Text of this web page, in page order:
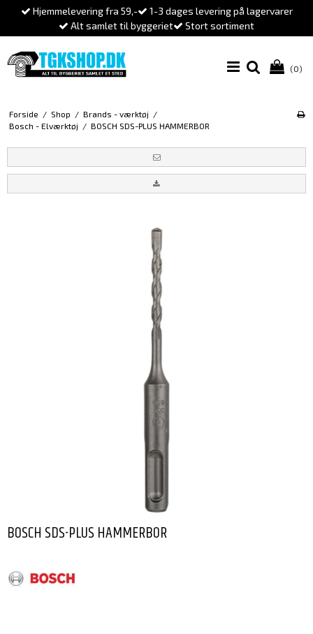
Hjemmelevering fra 59,-
1-3 dages levering på lagervarer
Alt samlet til byggeriet
Stort sortiment
(0)
Forside / Shop / Brands - værktøj /
Bosch - Elværktøj / BOSCH SDS-PLUS HAMMERBOR
BOSCH SDS-PLUS HAMMERBOR